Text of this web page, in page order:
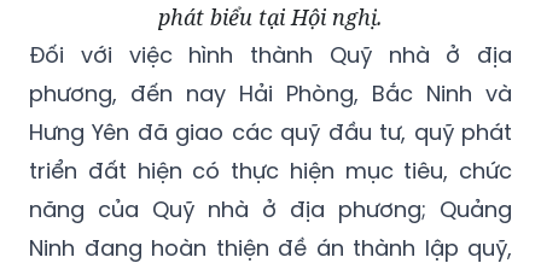
phát biểu tại Hội nghị.
Đối với việc hình thành Quỹ nhà ở địa
phương, đến nay Hải Phòng, Bắc Ninh và
Hưng Yên đã giao các quỹ đầu tư, quỹ phát
triển đất hiện có thực hiện mục tiêu, chức
năng của Quỹ nhà ở địa phương; Quảng
Ninh đang hoàn thiện đề án thành lập quỹ,